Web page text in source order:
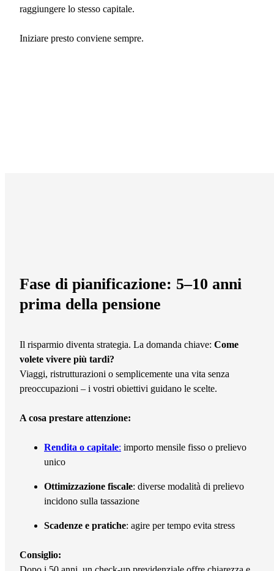
raggiungere lo stesso capitale.
Iniziare presto conviene sempre.
Fase di pianificazione: 5–10 anni
prima della pensione
Il risparmio diventa strategia. La domanda chiave: Come
volete vivere più tardi?
Viaggi, ristrutturazioni o semplicemente una vita senza
preoccupazioni – i vostri obiettivi guidano le scelte.
A cosa prestare attenzione:
Rendita o capitale: importo mensile fisso o prelievo
unico
Ottimizzazione fiscale: diverse modalità di prelievo
incidono sulla tassazione
Scadenze e pratiche: agire per tempo evita stress
Consiglio: